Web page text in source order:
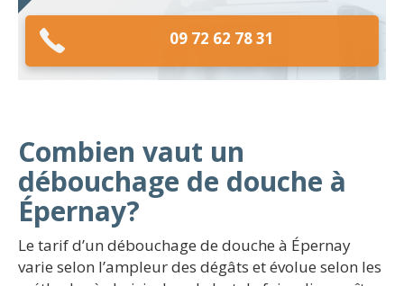
09 72 62 78 31
Combien vaut un
débouchage de douche à
Épernay?
Le tarif d’un débouchage de douche à Épernay
varie selon l’ampleur des dégâts et évolue selon les